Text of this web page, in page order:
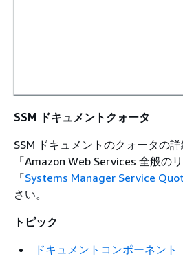
SSM ドキュメントクォータ
SSM ドキュメントのクォータの詳
「Amazon Web Services 全般の
「Systems Manager Service
さい。
トピック
ドキュメントコンポーネント